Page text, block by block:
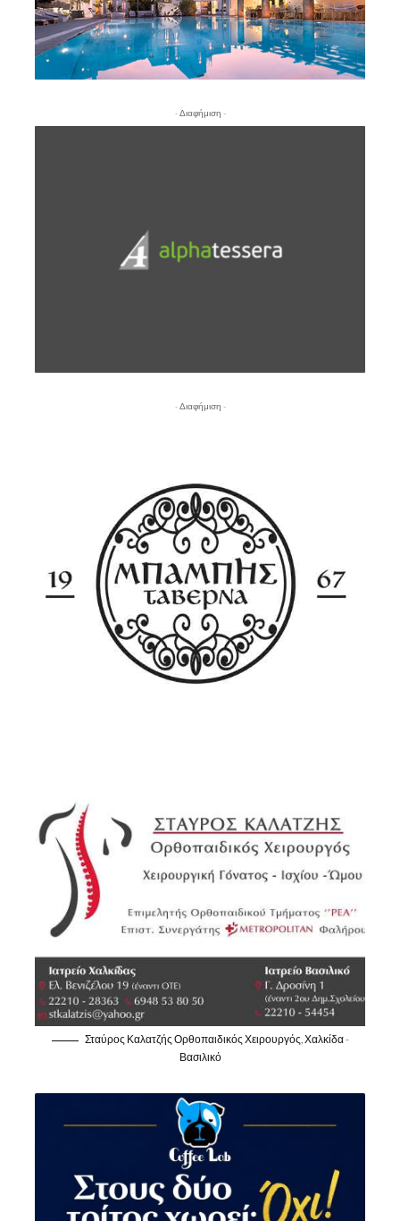
- Διαφήμιση -
- Διαφήμιση -
Σταύρος Καλατζής Ορθοπαιδικός Χειρουργός, Χαλκίδα -
Βασιλικό